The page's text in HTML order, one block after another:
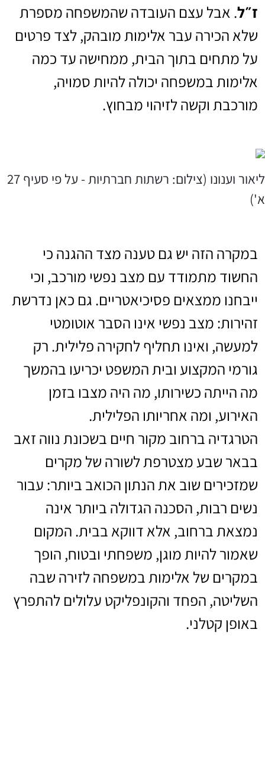
ז״ל. אבל עצם העובדה שהמשפחה מספרת
שלא הכירה עבר אלימות מובהק, לצד פרטים
על מתחים בתוך הבית, ממחישה עד כמה
אלימות במשפחה יכולה להיות סמויה,
מורכבת וקשה לזיהוי מבחוץ.
ליאור וענונו (צילום: רשתות חברתיות - על פי סעיף 27
א')
במקרה הזה יש גם טענה מצד ההגנה כי
החשוד מתמודד עם מצב נפשי מורכב, וכי
ייבחנו ממצאים פסיכיאטריים. גם כאן נדרשת
זהירות: מצב נפשי אינו הסבר אוטומטי
למעשה, ואינו תחליף לחקירה פלילית. רק
גורמי המקצוע ובית המשפט יכריעו בהמשך
מה הייתה כשירותו, מה היה מצבו בזמן
האירוע, ומה אחריותו הפלילית.
הטרגדיה ברחוב מקור חיים בשכונת נווה זאב
בבאר שבע מצטרפת לשורה של מקרים
שמזכירים שוב את הנתון הכואב ביותר: עבור
נשים רבות, הסכנה הגדולה ביותר אינה
נמצאת ברחוב, אלא דווקא בבית. המקום
שאמור להיות מוגן, משפחתי ובטוח, הופך
במקרים של אלימות במשפחה לזירה שבה
השליטה, הפחד והקונפליקט עלולים להתפרץ
באופן קטלני.